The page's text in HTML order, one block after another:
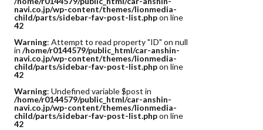
navi.co.jp/wp-content/themes/lionmedia-
child/parts/sidebar-fav-post-list.phpon line
42
Warning: Attempt to read property "ID" on null
in /home/r0144579/public_html/car-anshin-
navi.co.jp/wp-content/themes/lionmedia-
child/parts/sidebar-fav-post-list.phpon line
42
Warning: Undefined variable $post in
/home/r0144579/public_html/car-anshin-
navi.co.jp/wp-content/themes/lionmedia-
child/parts/sidebar-fav-post-list.phpon line
42